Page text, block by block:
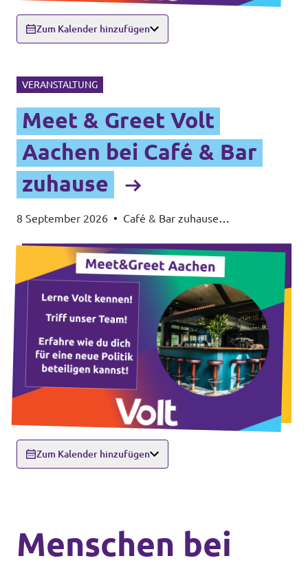
Zum Kalender hinzufügen
VERANSTALTUNG
Meet & Greet Volt
Aachen bei Café & Bar
zuhause
8 September 2026 • Café & Bar zuhause
Zum Kalender hinzufügen
Menschen bei